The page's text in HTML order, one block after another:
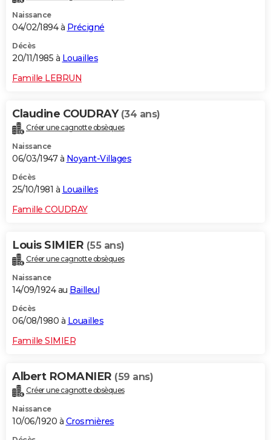
Naissance
04/02/1894 à Précigné
Décès
20/11/1985 à Louailles
Famille LEBRUN
Claudine COUDRAY (34 ans)
Créer une cagnotte obsèques
Naissance
06/03/1947 à Noyant-Villages
Décès
25/10/1981 à Louailles
Famille COUDRAY
Louis SIMIER (55 ans)
Créer une cagnotte obsèques
Naissance
14/09/1924 au Bailleul
Décès
06/08/1980 à Louailles
Famille SIMIER
Albert ROMANIER (59 ans)
Créer une cagnotte obsèques
Naissance
10/06/1920 à Crosmières